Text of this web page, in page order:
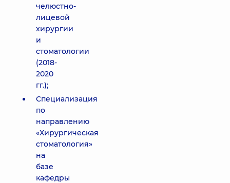
челюстно-
лицевой
хирургии
и
стоматологии
(2018-
2020
гг.);
Специализация
по
направлению
«Хирургическая
стоматология»
на
базе
кафедры